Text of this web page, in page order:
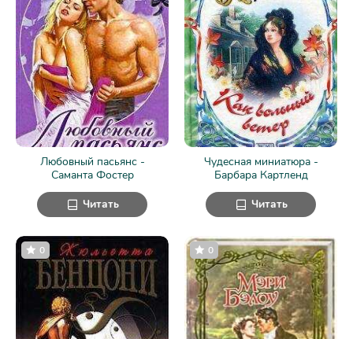
Любовный пасьянс -
Саманта Фостер
Читать
Чудесная миниатюра -
Барбара Картленд
Читать
0 0